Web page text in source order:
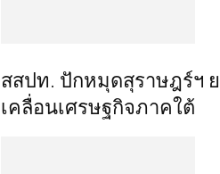
สสปท. ปักหมุดสุราษฎร์ฯ ย
เคลื่อนเศรษฐกิจภาคใต้